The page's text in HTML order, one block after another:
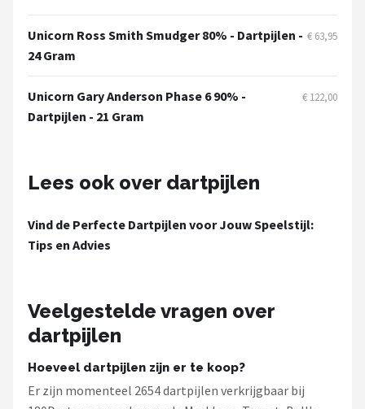
Unicorn Ross Smith Smudger 80% - Dartpijlen -
24 Gram
€ 63,95
Unicorn Gary Anderson Phase 6 90% -
Dartpijlen - 21 Gram
€ 122,00
Lees ook over dartpijlen
Vind de Perfecte Dartpijlen voor Jouw Speelstijl:
Tips en Advies
Veelgestelde vragen over
dartpijlen
Hoeveel dartpijlen zijn er te koop?
Er zijn momenteel 2654 dartpijlen verkrijgbaar bij